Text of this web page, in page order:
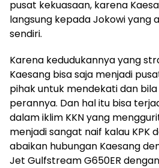
pusat kekuasaan, karena
langsung kepada Jokowi yang
sendiri.
Karena kedudukannya yang
Kaesang bisa saja menjadi
pihak untuk mendekati dan
perannya. Dan hal itu bisa
dalam iklim KKN yang
menjadi sangat naif kalau KPK
abaikan hubungan Kaesang
Jet Gulfstream G650ER